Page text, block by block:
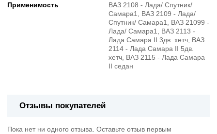
Применимость
ВАЗ 2108 - Лада/ Спутник/
Самара1, ВАЗ 2109 - Лада/
Спутник/ Самара1, ВАЗ 21099 -
Лада/ Самара1, ВАЗ 2113 -
Лада Самара II 3дв. хетч, ВАЗ
2114 - Лада Самара II 5дв.
хетч, ВАЗ 2115 - Лада Самара
II седан
Отзывы покупателей
Пока нет ни одного отзыва. Оставьте отзыв первым